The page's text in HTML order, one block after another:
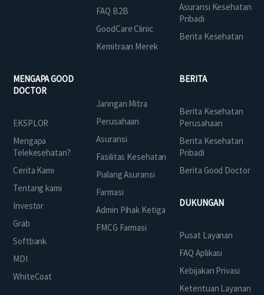
FAQ B2B
GoodCare Clinic
Kemitraan Merek
Asuransi Kesehatan
Pribadi
Berita Kesehatan
MENGAPA GOOD
DOCTOR
EKSPLOR
Mengapa
Telekesehatan?
Cerita Kami
Tentang kami
Investor
Grab
Softbank
MDI
WhiteCoat
Jaringan Mitra
Perusahaan
Asuransi
Fasilitas Kesehatan
Pialang Asuransi
Farmasi
Admin Pihak Ketiga
FMCG Farmasi
BERITA
Berita Kesehatan
Perusahaan
Berita Kesehatan
Pribadi
Berita Good Doctor
DUKUNGAN
Pusat Layanan
FAQ Aplikasi
Kebijakan Privasi
Ketentuan Layanan